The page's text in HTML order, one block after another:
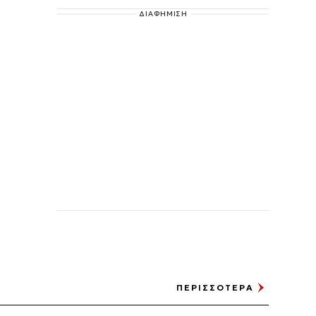
ΔΙΑΦΗΜΙΣΗ
ΠΕΡΙΣΣΟΤΕΡΑ